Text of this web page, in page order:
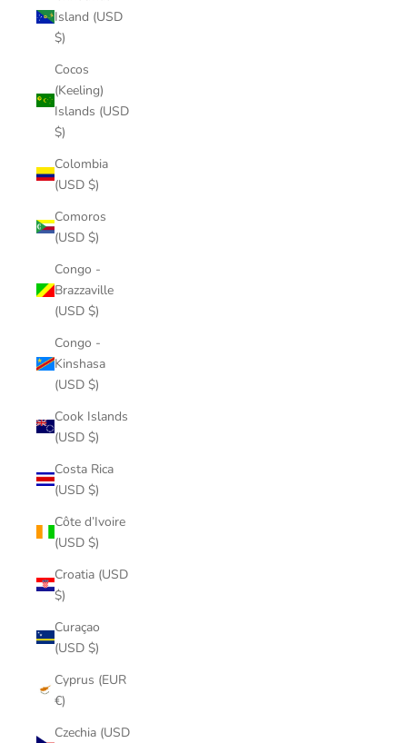
Island (USD
$)
Cocos
(Keeling)
Islands (USD
$)
Colombia
(USD $)
Comoros
(USD $)
Congo -
Brazzaville
(USD $)
Congo -
Kinshasa
(USD $)
Cook Islands
(USD $)
Costa Rica
(USD $)
Côte d’Ivoire
(USD $)
Croatia (USD
$)
Curaçao
(USD $)
Cyprus (EUR
€)
Czechia (USD